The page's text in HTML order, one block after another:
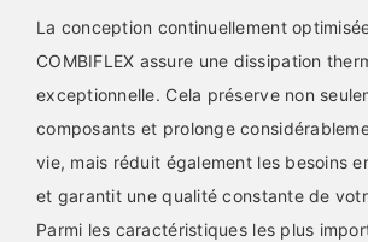
La conception continuellement
COMBIFLEX assure une dissipation
exceptionnelle. Cela préserve non
composants et prolonge
vie, mais réduit également les besoins
et garantit une qualité constante de
Parmi les caractéristiques les plus